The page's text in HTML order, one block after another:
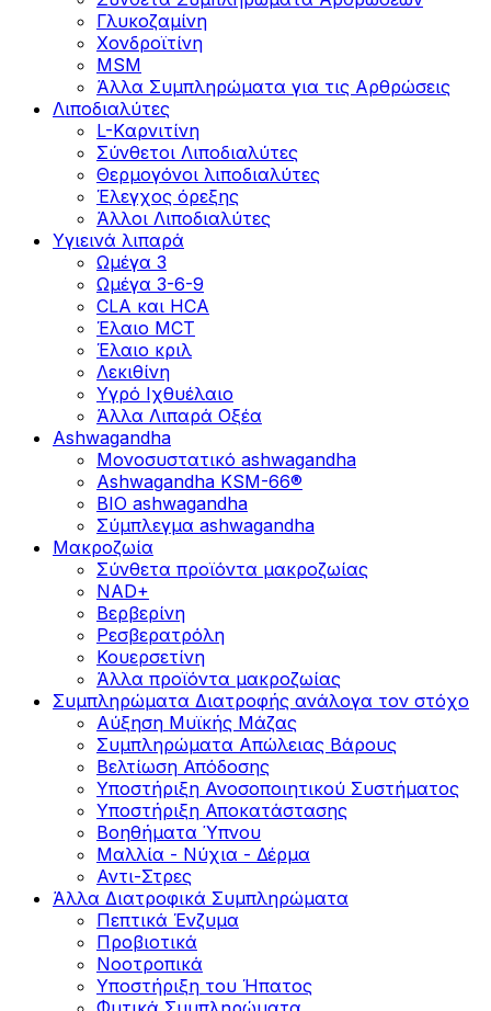
Γλυκοζαμίνη
Χονδροϊτίνη
MSM
Άλλα Συμπληρώματα για τις Αρθρώσεις
Λιποδιαλύτες
L-Kαρνιτίνη
Σύνθετοι Λιποδιαλύτες
Θερμογόνοι λιποδιαλύτες
Έλεγχος όρεξης
Άλλοι Λιποδιαλύτες
Υγιεινά λιπαρά
Ωμέγα 3
Ωμέγα 3-6-9
CLA και HCA
Έλαιο MCT
Έλαιο κριλ
Λεκιθίνη
Υγρό Ιχθυέλαιο
Άλλα Λιπαρά Οξέα
Ashwagandha
Μονοσυστατικό ashwagandha
Ashwagandha KSM-66®
BIO ashwagandha
Σύμπλεγμα ashwagandha
Μακροζωία
Σύνθετα προϊόντα μακροζωίας
NAD+
Βερβερίνη
Ρεσβερατρόλη
Κουερσετίνη
Άλλα προϊόντα μακροζωίας
Συμπληρώματα Διατροφής ανάλογα τον στόχο
Αύξηση Μυϊκής Μάζας
Συμπληρώματα Aπώλειας Βάρους
Βελτίωση Απόδοσης
Υποστήριξη Ανοσοποιητικού Συστήματος
Yποστήριξη Αποκατάστασης
Βοηθήματα Ύπνου
Μαλλία - Νύχια - Δέρμα
Αντι-Στρες
Άλλα Διατροφικά Συμπληρώματα
Πεπτικά Ένζυμα
Προβιοτικά
Νοοτροπικά
Υποστήριξη του Ήπατος